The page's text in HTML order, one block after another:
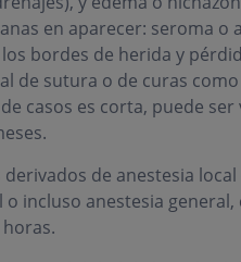
en aparecer: seroma o
bordes de herida y
de sutura o de curas
casos es corta, puede
de anestesia
incluso anestesia